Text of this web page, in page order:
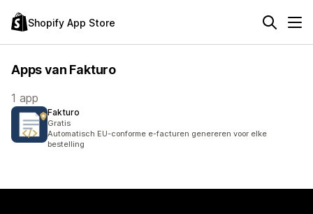
Shopify App Store
Apps van Fakturo
1 app
Fakturo
Gratis
Automatisch EU-conforme e-facturen genereren voor elke
bestelling